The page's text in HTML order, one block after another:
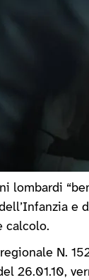
lombardi
e
calcolo.
N.
26.01.10,